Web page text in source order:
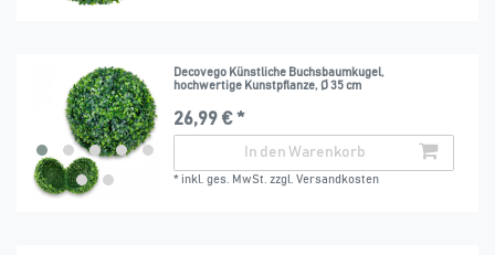
Decovego Künstliche Buchsbaumkugel,
hochwertige Kunstpflanze, Ø 35 cm
26,99 € *
In den Warenkorb
* inkl. ges. MwSt. zzgl.Versandkosten